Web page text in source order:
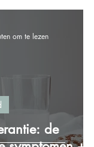
de
om te lezen